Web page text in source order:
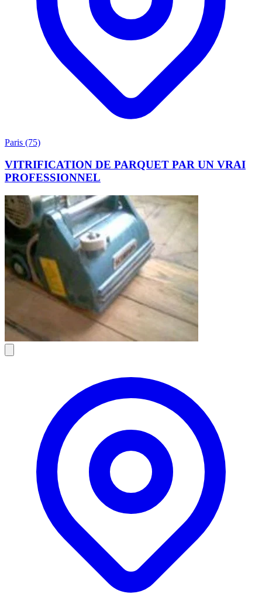
Paris (75)
VITRIFICATION DE PARQUET PAR UN VRAI
PROFESSIONNEL